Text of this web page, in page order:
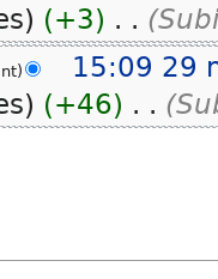
+3
15:09 29
+46